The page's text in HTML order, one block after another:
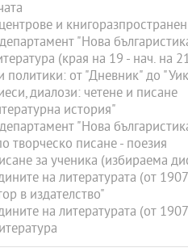
и
"Нова
(края на 19 - нач. на
политики: от "Дневник" до
диалози: четене и писане
история"
"Нова
творческо писане - поезия
за ученика (избираема
на литературата (от
в издателство"
на литературата (от